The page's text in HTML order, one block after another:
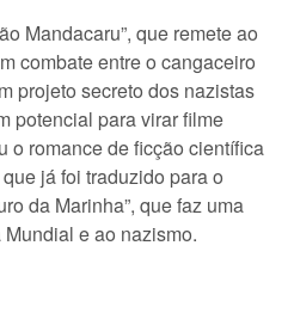
Mandacaru”, que remete ao
combate entre o cangaceiro
projeto secreto dos nazistas
potencial para virar filme
o romance de ficção científica
já foi traduzido para o
da Marinha”, que faz uma
e ao nazismo.